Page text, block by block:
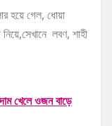
হয়ে গেল, ধোয়া
লবণ, শাহী
খেলে ওজন বাড়ে